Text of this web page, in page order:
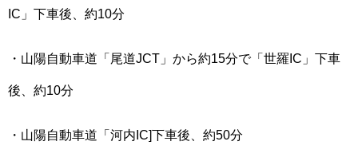
IC」下車後、約10分
・山陽自動車道「尾道JCT」から約15分で「世羅IC」下車
後、約10分
・山陽自動車道「河内IC]下車後、約50分